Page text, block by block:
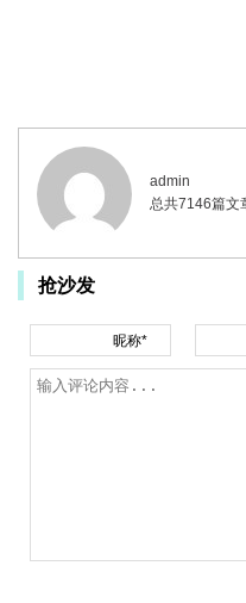
admin
总共7146篇文
抢沙发
昵称*